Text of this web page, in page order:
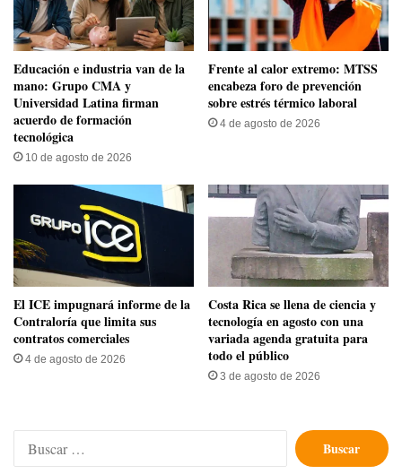
Educación e industria van de la
mano: Grupo CMA y
Universidad Latina firman
acuerdo de formación
tecnológica
10 de agosto de 2026
Frente al calor extremo: MTSS
encabeza foro de prevención
sobre estrés térmico laboral
4 de agosto de 2026
El ICE impugnará informe de la
Contraloría que limita sus
contratos comerciales
4 de agosto de 2026
​Costa Rica se llena de ciencia y
tecnología en agosto con una
variada agenda gratuita para
todo el público
3 de agosto de 2026
Buscar: